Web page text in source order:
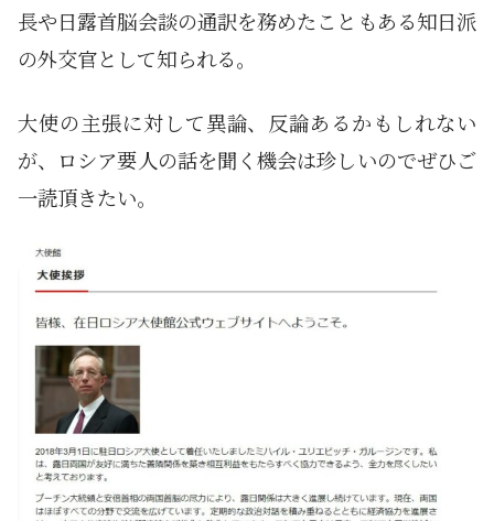
長や日露首脳会談の通訳を務めたこともある知日派
の外交官として知られる。
大使の主張に対して異論、反論あるかもしれない
が、ロシア要人の話を聞く機会は珍しいのでぜひご
一読頂きたい。